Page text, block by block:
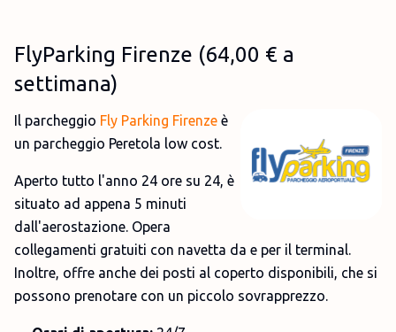
FlyParking Firenze (64,00 € a
settimana)
Il parcheggio Fly Parking Firenze è
un parcheggio Peretola low cost.
Aperto tutto l'anno 24 ore su 24, è
situato ad appena 5 minuti
dall'aerostazione. Opera
collegamenti gratuiti con navetta da e per il terminal.
Inoltre, offre anche dei posti al coperto disponibili, che si
possono prenotare con un piccolo sovrapprezzo.